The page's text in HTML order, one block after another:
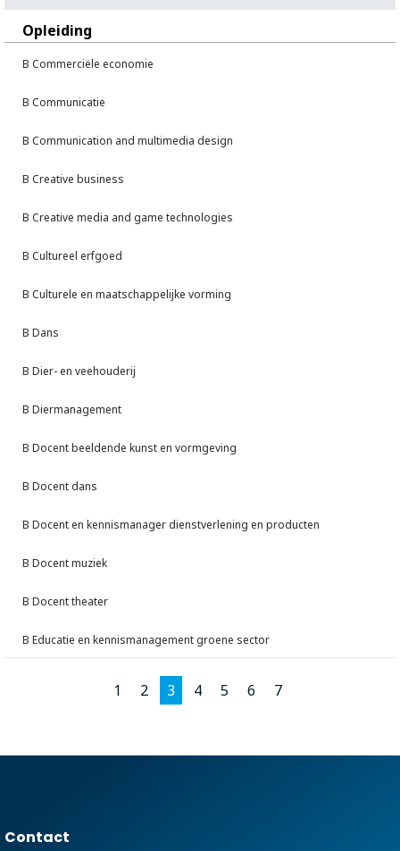
Opleiding
B Commerciële economie
B Communicatie
B Communication and multimedia design
B Creative business
B Creative media and game technologies
B Cultureel erfgoed
B Culturele en maatschappelijke vorming
B Dans
B Dier- en veehouderij
B Diermanagement
B Docent beeldende kunst en vormgeving
B Docent dans
B Docent en kennismanager dienstverlening en producten
B Docent muziek
B Docent theater
B Educatie en kennismanagement groene sector
1 2 3 4 5 6 7
Contact